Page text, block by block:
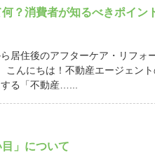
？消費者が知るべきポイン
居住後のアフターケア・リフォ
んにちは！不動産エージェント
る「不動産…...
」について